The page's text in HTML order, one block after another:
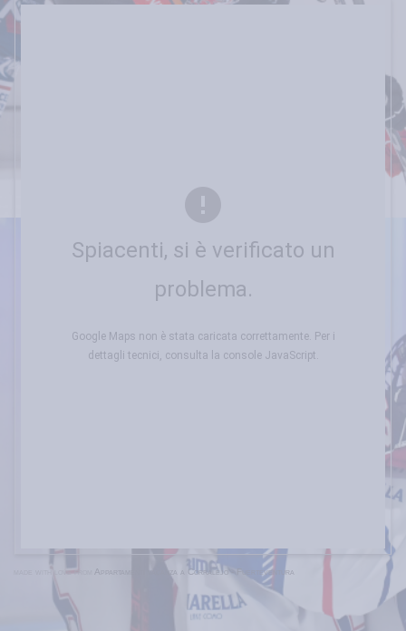
Spiacenti, si è verificato un
problema.
Google Maps non è stata caricata correttamente. Per i
dettagli tecnici, consulta la console JavaScript.
made with love from Appartamenti vacanza a Corralejo - Fuerteventura